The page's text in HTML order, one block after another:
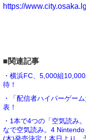
https://
■関連記事
・横浜FC、5,000組
待！
・「配信者ハイパーゲー
表！
・1本で4つの「空気読み
なで空気読み。4
(木)発売決定！本日より、